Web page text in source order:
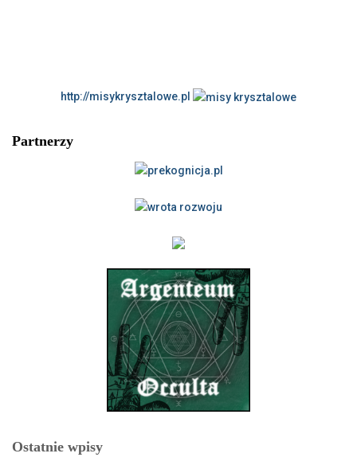
http://misykrysztalowe.pl
Partnerzy
Ostatnie wpisy